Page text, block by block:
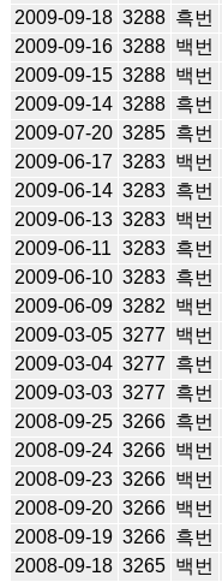
2009-09-18 3288 흑번
2009-09-16 3288 백번
2009-09-15 3288 백번
2009-09-14 3288 흑번
2009-07-20 3285 흑번
2009-06-17 3283 백번
2009-06-14 3283 흑번
2009-06-13 3283 백번
2009-06-11 3283 흑번
2009-06-10 3283 흑번
2009-06-09 3282 백번
2009-03-05 3277 백번
2009-03-04 3277 흑번
2009-03-03 3277 흑번
2008-09-25 3266 흑번
2008-09-24 3266 백번
2008-09-23 3266 백번
2008-09-20 3266 백번
2008-09-19 3266 흑번
2008-09-18 3265 백번